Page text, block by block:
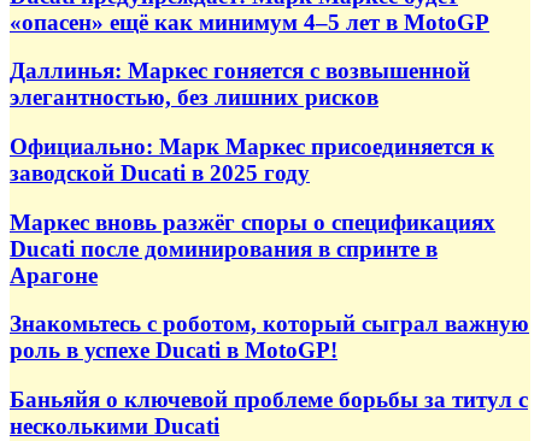
«опасен» ещё как минимум 4–5 лет в MotoGP
Даллинья: Маркес гоняется с возвышенной
элегантностью, без лишних рисков
Официально: Марк Маркес присоединяется к
заводской Ducati в 2025 году
Маркес вновь разжёг споры о спецификациях
Ducati после доминирования в спринте в
Арагоне
Знакомьтесь с роботом, который сыграл важную
роль в успехе Ducati в MotoGP!
Баньяйя о ключевой проблеме борьбы за титул с
несколькими Ducati